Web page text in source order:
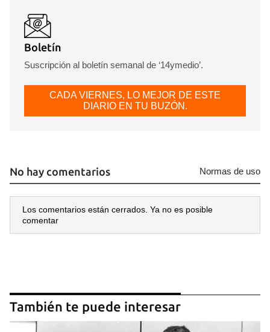
Boletín
Suscripción al boletín semanal de ‘14ymedio’.
CADA VIERNES, LO MEJOR DE ESTE
DIARIO EN TU BUZÓN.
No hay comentarios Normas de uso
Los comentarios están cerrados. Ya no es posible
comentar
También te puede interesar